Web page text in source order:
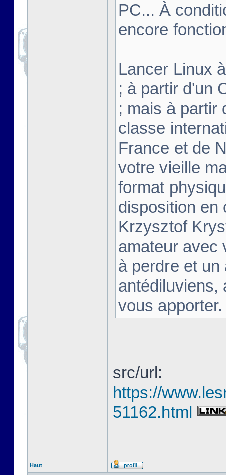
PC... À
encore
Lancer Linux
; à partir d'un
; mais à partir
classe
France et de
votre vieille
format
disposition en
Krzysztof
amateur avec
à perdre et
antédiluviens,
vous
src/url:
https://
51162.html
Haut